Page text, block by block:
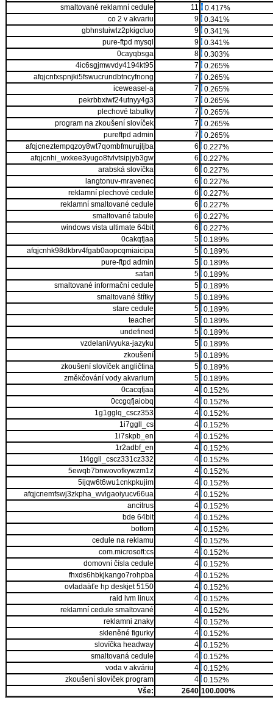
smaltované reklamní cedule
11
0.417%
co 2 v akvariu
9
0.341%
gbhnstuiwlz2pkigcluo
9
0.341%
pure-ftpd mysql
9
0.341%
0cayqbsga
8
0.303%
4ic6sgjmwvdy4194kt95
7
0.265%
afqjcnfxspnjki5fswucrundbtncyfnong
7
0.265%
iceweasel-a
7
0.265%
pekrbbxiwf24utnyy4g3
7
0.265%
plechové tabulky
7
0.265%
program na zkoušení slovíček
7
0.265%
pureftpd admin
7
0.265%
afqjcneztempqzoy8wt7qombfmurujljba
6
0.227%
afqjcnhi_wxkee3yugo8tvlvtsipjyb3gw
6
0.227%
arabská slovíčka
6
0.227%
langtonuv-mravenec
6
0.227%
reklamní plechové cedule
6
0.227%
reklamní smaltované cedule
6
0.227%
smaltované tabule
6
0.227%
windows vista ultimate 64bit
6
0.227%
0cakqfjaa
5 0.189%
afqjcnhk98dkbrv4fgab0aopcqmiaicipa
5 0.189%
pure-ftpd admin
5 0.189%
safari
5 0.189%
smaltované informační cedule
5 0.189%
smaltované štítky
5 0.189%
stare cedule
5 0.189%
teacher
5 0.189%
undefined
5 0.189%
vzdelani/vyuka-jazyku
5 0.189%
zkoušení
5 0.189%
zkoušení slovíček angličtina
5 0.189%
změkčování vody akvarium
5 0.189%
0cacqfjaa
4 0.152%
0ccgqfjaiobq
4 0.152%
1g1gglq_cscz353
4 0.152%
1i7ggll_cs
4 0.152%
1i7skpb_en
4 0.152%
1r2adbf_en
4 0.152%
1t4ggll_cscz331cz332
4 0.152%
5ewqb7bnwovofkywzm1z
4 0.152%
5ijqw6t6wu1cnkpkujim
4 0.152%
afqjcnemfswj3zkpha_wvlgaoiyucv66ua
4 0.152%
ancitrus
4 0.152%
bde 64bit
4 0.152%
bottom
4 0.152%
cedule na reklamu
4 0.152%
com.microsoft:cs
4 0.152%
domovní čísla cedule
4 0.152%
fhxds6hbkjkango7rohpba
4 0.152%
ovladaäťe hp deskjet 5150
4 0.152%
raid lvm linux
4 0.152%
reklamní cedule smaltované
4 0.152%
reklamni znaky
4 0.152%
skleněné figurky
4 0.152%
slovíčka headway
4 0.152%
smaltovaná cedule
4 0.152%
voda v akváriu
4 0.152%
zkoušení slovíček program
4 0.152%
Vše:
2640 100.000%